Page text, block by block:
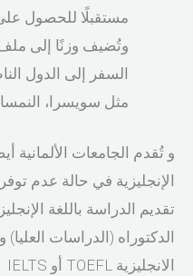
مستقبلًا للحصول
وتُضيف وزنًا إلى ملف
السفر إلى الدول
مثل سويسرا،
و تُقدم الجامعات الألمانية
الإنجليزية في حالة عدم
تقديم الدراسة باللغة
الدكتوراه (الدراسات
الانجليزية TOEFL أو IELTS